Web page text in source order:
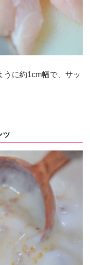
うに約1cm幅で、サッ